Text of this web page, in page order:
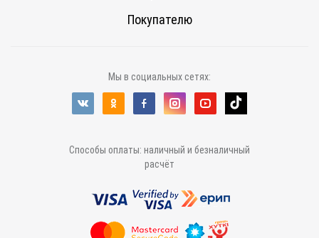
Покупателю
Мы в социальных сетях:
Способы оплаты: наличный и безналичный
расчёт